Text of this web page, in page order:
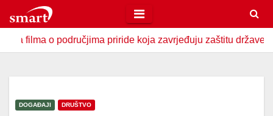
to
contento područjima priride koja zavrjeđuju zaštitu države U
DOGAĐAJI DRUŠTVO